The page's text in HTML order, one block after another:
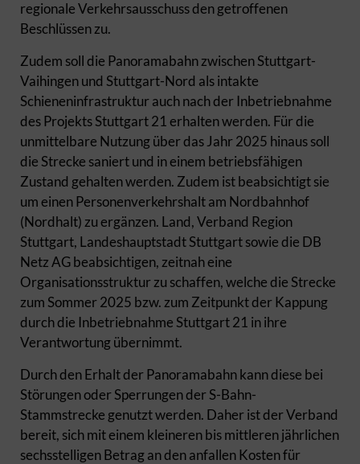
regionale Verkehrsausschuss den getroffenen
Beschlüssen zu.
Zudem soll die Panoramabahn zwischen Stuttgart-
Vaihingen und Stuttgart-Nord als intakte
Schieneninfrastruktur auch nach der Inbetriebnahme
des Projekts Stuttgart 21 erhalten werden. Für die
unmittelbare Nutzung über das Jahr 2025 hinaus soll
die Strecke saniert und in einem betriebsfähigen
Zustand gehalten werden. Zudem ist beabsichtigt sie
um einen Personenverkehrshalt am Nordbahnhof
(Nordhalt) zu ergänzen. Land, Verband Region
Stuttgart, Landeshauptstadt Stuttgart sowie die DB
Netz AG beabsichtigen, zeitnah eine
Organisationsstruktur zu schaffen, welche die Strecke
zum Sommer 2025 bzw. zum Zeitpunkt der Kappung
durch die Inbetriebnahme Stuttgart 21 in ihre
Verantwortung übernimmt.
Durch den Erhalt der Panoramabahn kann diese bei
Störungen oder Sperrungen der S-Bahn-
Stammstrecke genutzt werden. Daher ist der Verband
bereit, sich mit einem kleineren bis mittleren jährlichen
sechsstelligen Betrag an den anfallen Kosten für